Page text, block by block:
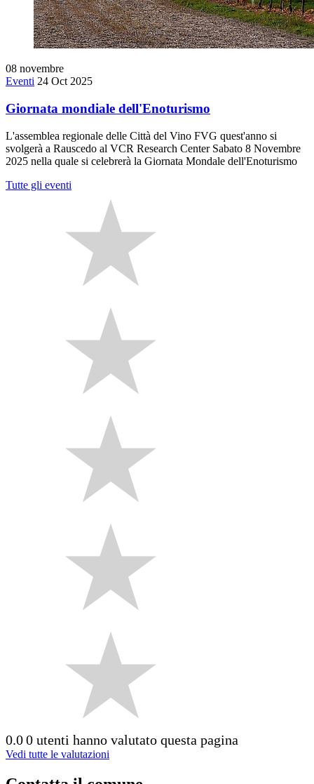
08 novembre
Eventi 24 Oct 2025
Giornata mondiale dell'Enoturismo
L'assemblea regionale delle Città del Vino FVG quest'anno si
svolgerà a Rauscedo al VCR Research Center Sabato 8 Novembre
2025 nella quale si celebrerà la Giornata Mondale dell'Enoturismo
Tutte gli eventi
0.00 utenti hanno valutato questa pagina
Vedi tutte le valutazioni